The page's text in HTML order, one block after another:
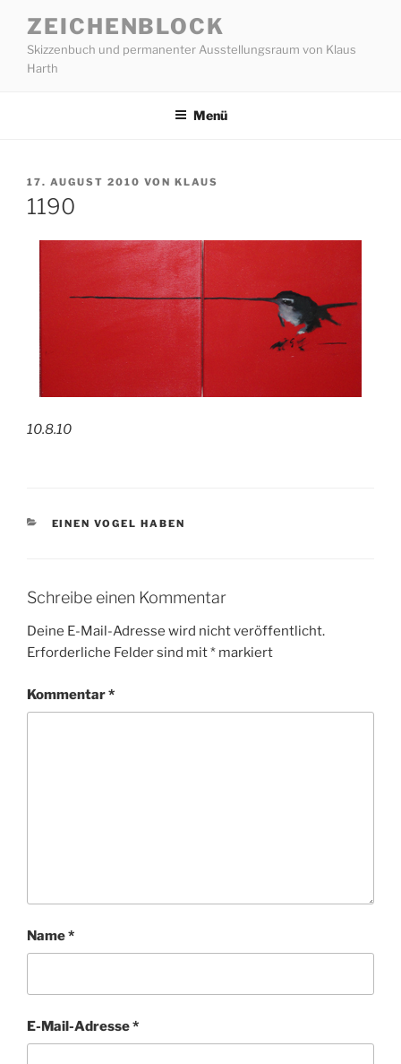
Inhalt
springen
ZEICHENBLOCK
Skizzenbuch und permanenter Ausstellungsraum von Klaus
Harth
Menü
VERÖFFENTLICHT
AM
17. AUGUST 2010 VON KLAUS
1190
10.8.10
KATEGORIEN
EINEN VOGEL HABEN
Schreibe einen Kommentar
Deine E-Mail-Adresse wird nicht veröffentlicht.
Erforderliche Felder sind mit* markiert
Kommentar*
Name*
E-Mail-Adresse*